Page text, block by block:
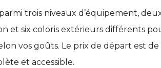
parmi trois niveaux d’équipement,
et six coloris extérieurs différents
vos goûts. Le prix de départ est
et accessible.